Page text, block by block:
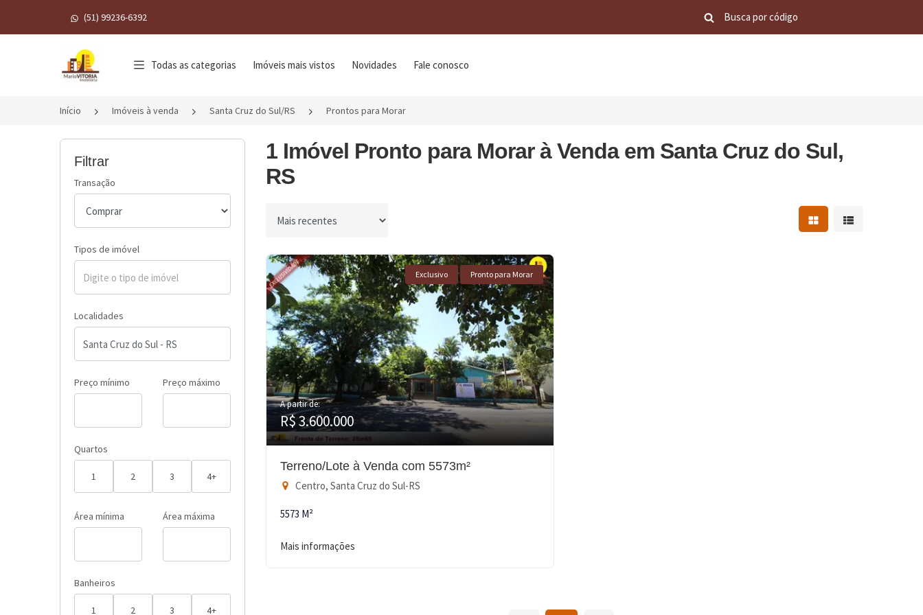
(51) 99236-6392
Página inicial
Todas as categorias Imóveis mais vistos Novidades Fale conosco
Início Imóveis à venda Santa Cruz do Sul/RS Prontos para Morar
Filtrar
Transação
Tipos de imóvel
Localidades
Preço mínimo Preço máximo
Quartos
1 2 3 4+
Área mínima Área máxima
Banheiros
1 2 3 4+
1 Imóvel Pronto para Morar à Venda em Santa Cruz do Sul,
RS
Ordenar por Mostrar resultados em
Mostrar
Exclusivo Pronto para Morar
A partir de:
R$ 3.600.000
Terreno/Lote à Venda com 5573m²
Centro, Santa Cruz do Sul-RS
5573 M²
Mais informações